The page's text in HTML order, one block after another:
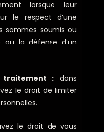
lorsque leur
le respect d’une
sommes soumis ou
ou la défense d’un
: dans
le droit de limiter
le droit de vous